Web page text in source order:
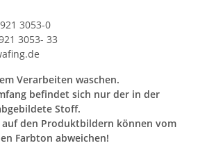
3053-0
3053- 33
Verarbeiten waschen.
befindet sich nur der in der
Stoff.
auf den Produktbildern können vom
Farbton abweichen!